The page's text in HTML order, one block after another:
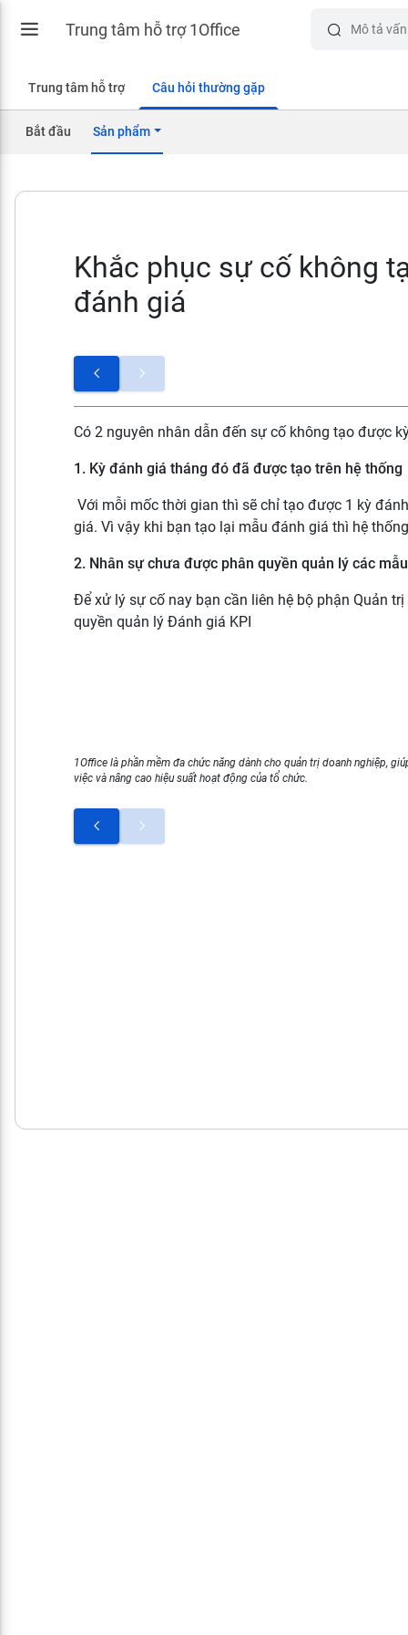
Trung tâm hỗ trợ 1Office
Trung tâm hỗ trợ Câu hỏi thường gặp
Bắt đầu Sản phẩm
Khắc phục sự cố không
đánh giá
Có 2 nguyên nhân dẫn đến sự cố không tạo được
1. Kỳ đánh giá tháng đó đã được tạo trên hệ thống
Với mỗi mốc thời gian thì sẽ chỉ tạo được 1 kỳ
giá. Vì vậy khi bạn tạo lại mẫu đánh giá thì hệ
2. Nhân sự chưa được phân quyền quản lý các
Để xử lý sự cố nay bạn cần liên hệ bộ phận Quản
quyền quản lý Đánh giá KPI
1Office là phần mềm đa chức năng dành cho quản trị doanh nghiệp,
việc và nâng cao hiệu suất hoạt động của tổ chức.